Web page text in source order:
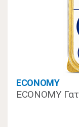
ECONOMY
ECONOMY